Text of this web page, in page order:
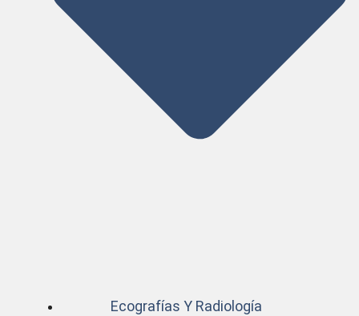
Ecografías Y Radiología